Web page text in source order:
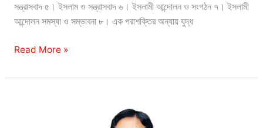
সন্ত্রাসবাদ ৫। ইসলাম ও সন্ত্রাসবাদ ৬। ইসলামী আন্দোলন ও সংগঠন ৭। ইসলামী
আন্দোলন সমস্যা ও সম্ভাবনা ৮। এক পরাশক্তির অন্যায় যুদ্ধ
মতিউর
নিজামী:
Read More »